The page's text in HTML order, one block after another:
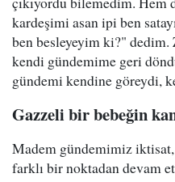
kardeşimi asan ipi ben
ben besleyeyim ki?"
kendi gündemime geri
gündemi kendine göreydi,
Gazzeli bir bebeğin
Madem gündemimiz
farklı bir noktadan devam